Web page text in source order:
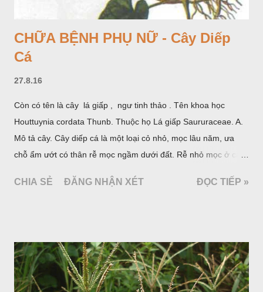
CHỮA BỆNH PHỤ NỮ - Cây Diếp
Cá
27.8.16
Còn có tên là cây lá giấp , ngư tinh thảo . Tên khoa học
Houttuynia cordata Thunb. Thuộc họ Lá giấp Saururaceae. A.
Mô tả cây. Cây diếp cá là một loại cỏ nhỏ, mọc lâu năm, ưa
chỗ ẩm ướt có thân rễ mọc ngầm dưới đất. Rễ nhỏ mọc ở các
cách, hình tim, đầu lá, hơi nhọn hay nhọn hẳn. Hoa nhỏ màu
cá. Hoa nở về mùa hạ vào các tháng 5-8. (Hình dưới).
CHIA SẺ ĐĂNG NHẬN XÉT ĐỌC TIẾP »